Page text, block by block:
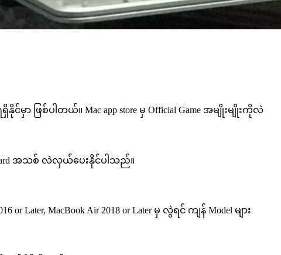
င်မှာ ဖြစ်ပါတယ်။ Mac app store မှ Official Game အမျိုးမျိုးကိုလဲ
အသစ် လဲလှယ်ပေးနိုင်ပါသည်။
or Later, MacBook Air 2018 or Later မှ လွဲရင် ကျန် Model များ